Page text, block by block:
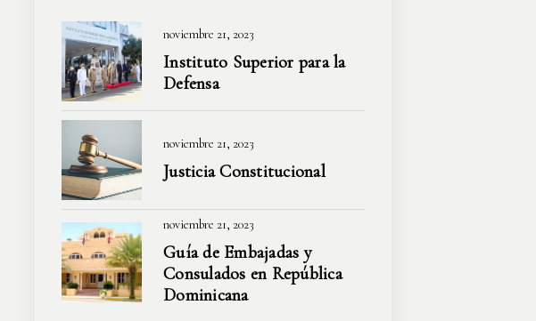
noviembre 21, 2023
Instituto Superiorpara la
Defensa
noviembre 21, 2023
JusticiaConstitucional
noviembre 21, 2023
Guía de Embajadas y
Consulados en República
Dominicana